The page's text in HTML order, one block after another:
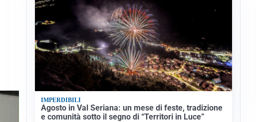
IMPERDIBILI
Agosto in Val Seriana: un mese di feste, tradizione
e comunità sotto il segno di “Territori in Luce”